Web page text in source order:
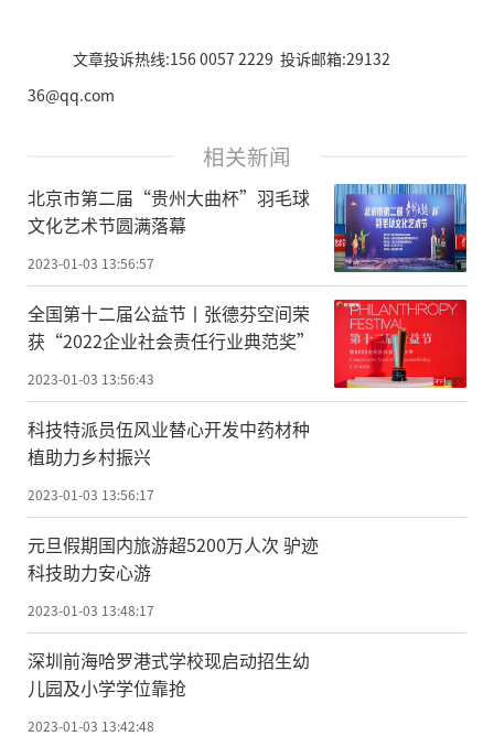
文章投诉热线:156 0057 2229 投诉邮箱:29132
36@qq.com
相关新闻
北京市第二届“贵州大曲杯”羽毛球
文化艺术节圆满落幕
2023-01-03 13:56:57
全国第十二届公益节丨张德芬空间荣
获“2022企业社会责任行业典范奖”
2023-01-03 13:56:43
科技特派员伍风业替心开发中药材种
植助力乡村振兴
2023-01-03 13:56:17
元旦假期国内旅游超5200万人次 驴迹
科技助力安心游
2023-01-03 13:48:17
深圳前海哈罗港式学校现启动招生幼
儿园及小学学位靠抢
2023-01-03 13:42:48